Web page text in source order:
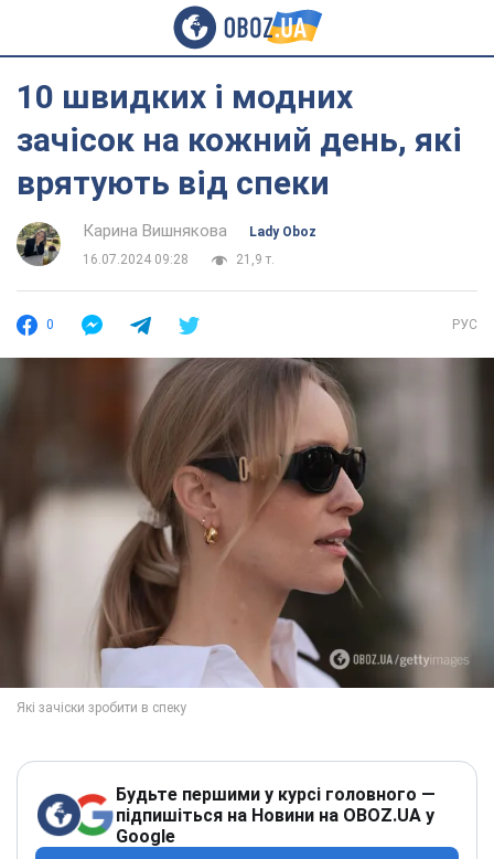
10 швидких і модних
зачісок на кожний день, які
врятують від спеки
Карина Вишнякова
Lady Oboz
16.07.2024 09:28
21,9 т.
0 РУС
Будьте першими у курсі головного —
підпишіться на Новини на OBOZ.UA у
Google